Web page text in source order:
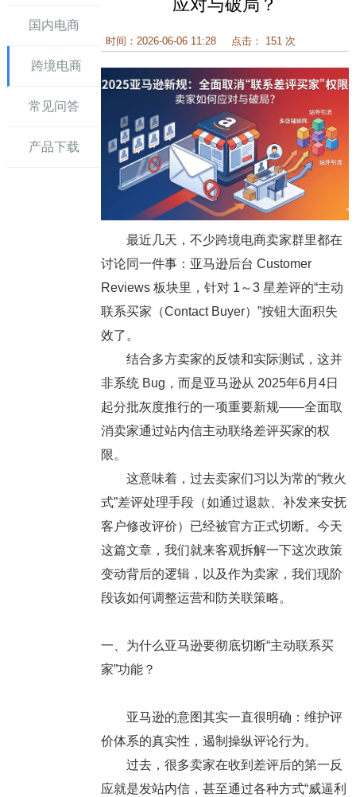
国内电商
跨境电商
常见问答
产品下载
应对与破局？
时间：2026-06-06 11:28 点击： 151 次
最近几天，不少跨境电商卖家群里都在
讨论同一件事：亚马逊后台 Customer
Reviews 板块里，针对 1～3 星差评的“主动
联系买家（Contact Buyer）”按钮大面积失
效了。
结合多方卖家的反馈和实际测试，这并
非系统 Bug，而是亚马逊从 2025年6月4日
起分批灰度推行的一项重要新规——全面取
消卖家通过站内信主动联络差评买家的权
限。
这意味着，过去卖家们习以为常的“救火
式”差评处理手段（如通过退款、补发来安抚
客户修改评价）已经被官方正式切断。今天
这篇文章，我们就来客观拆解一下这次政策
变动背后的逻辑，以及作为卖家，我们现阶
段该如何调整运营和防关联策略。
一、为什么亚马逊要彻底切断“主动联系买
家”功能？
亚马逊的意图其实一直很明确： 维护评
价体系的真实性，遏制操纵评论行为。
过去，很多卖家在收到差评后的第一反
应就是发站内信，甚至通过各种方式“威逼利